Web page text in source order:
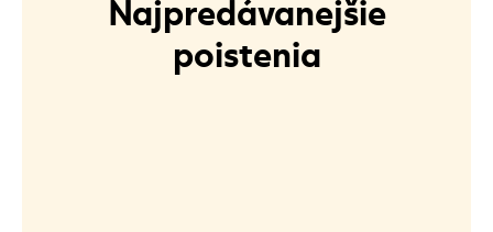
poistenia